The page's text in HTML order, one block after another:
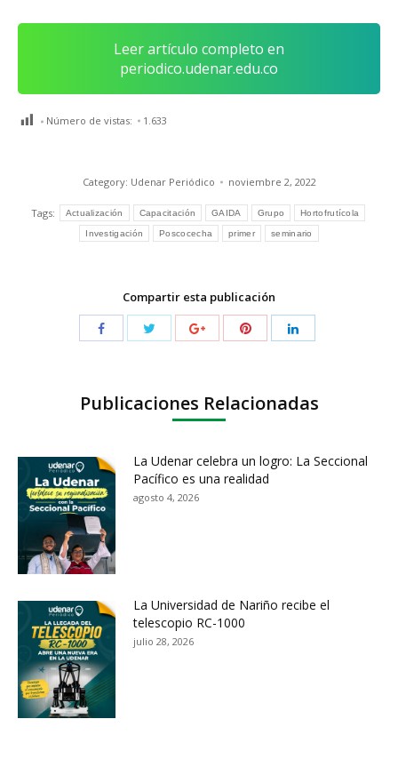
Leer artículo completo en
periodico.udenar.edu.co
Número de vistas: 1.633
Category: Udenar Periódico noviembre 2, 2022
Tags: Actualización Capacitación GAIDA Grupo Hortofrutícola
Investigación Poscocecha primer seminario
Compartir esta publicación
Publicaciones Relacionadas
La Udenar celebra un logro: La Seccional
Pacífico es una realidad
agosto 4, 2026
La Universidad de Nariño recibe el
telescopio RC-1000
julio 28, 2026